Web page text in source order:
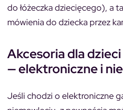
do łóżeczka dziecięcego), a
mówienia do dziecka przez
Akcesoria dla dzieci
— elektroniczne i
Jeśli chodzi o elektroniczne